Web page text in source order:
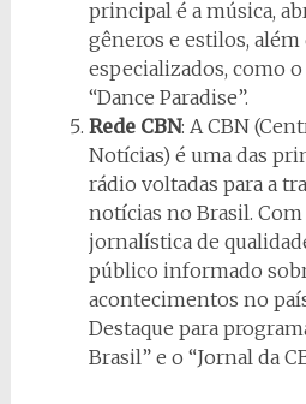
principal é a música,
gêneros e estilos, além
especializados, como o
“Dance Paradise”.
Rede CBN: A CBN
Notícias) é uma das
rádio voltadas para a
notícias no Brasil.
jornalística de
público informado
acontecimentos no
Destaque para
Brasil” e o “Jornal da